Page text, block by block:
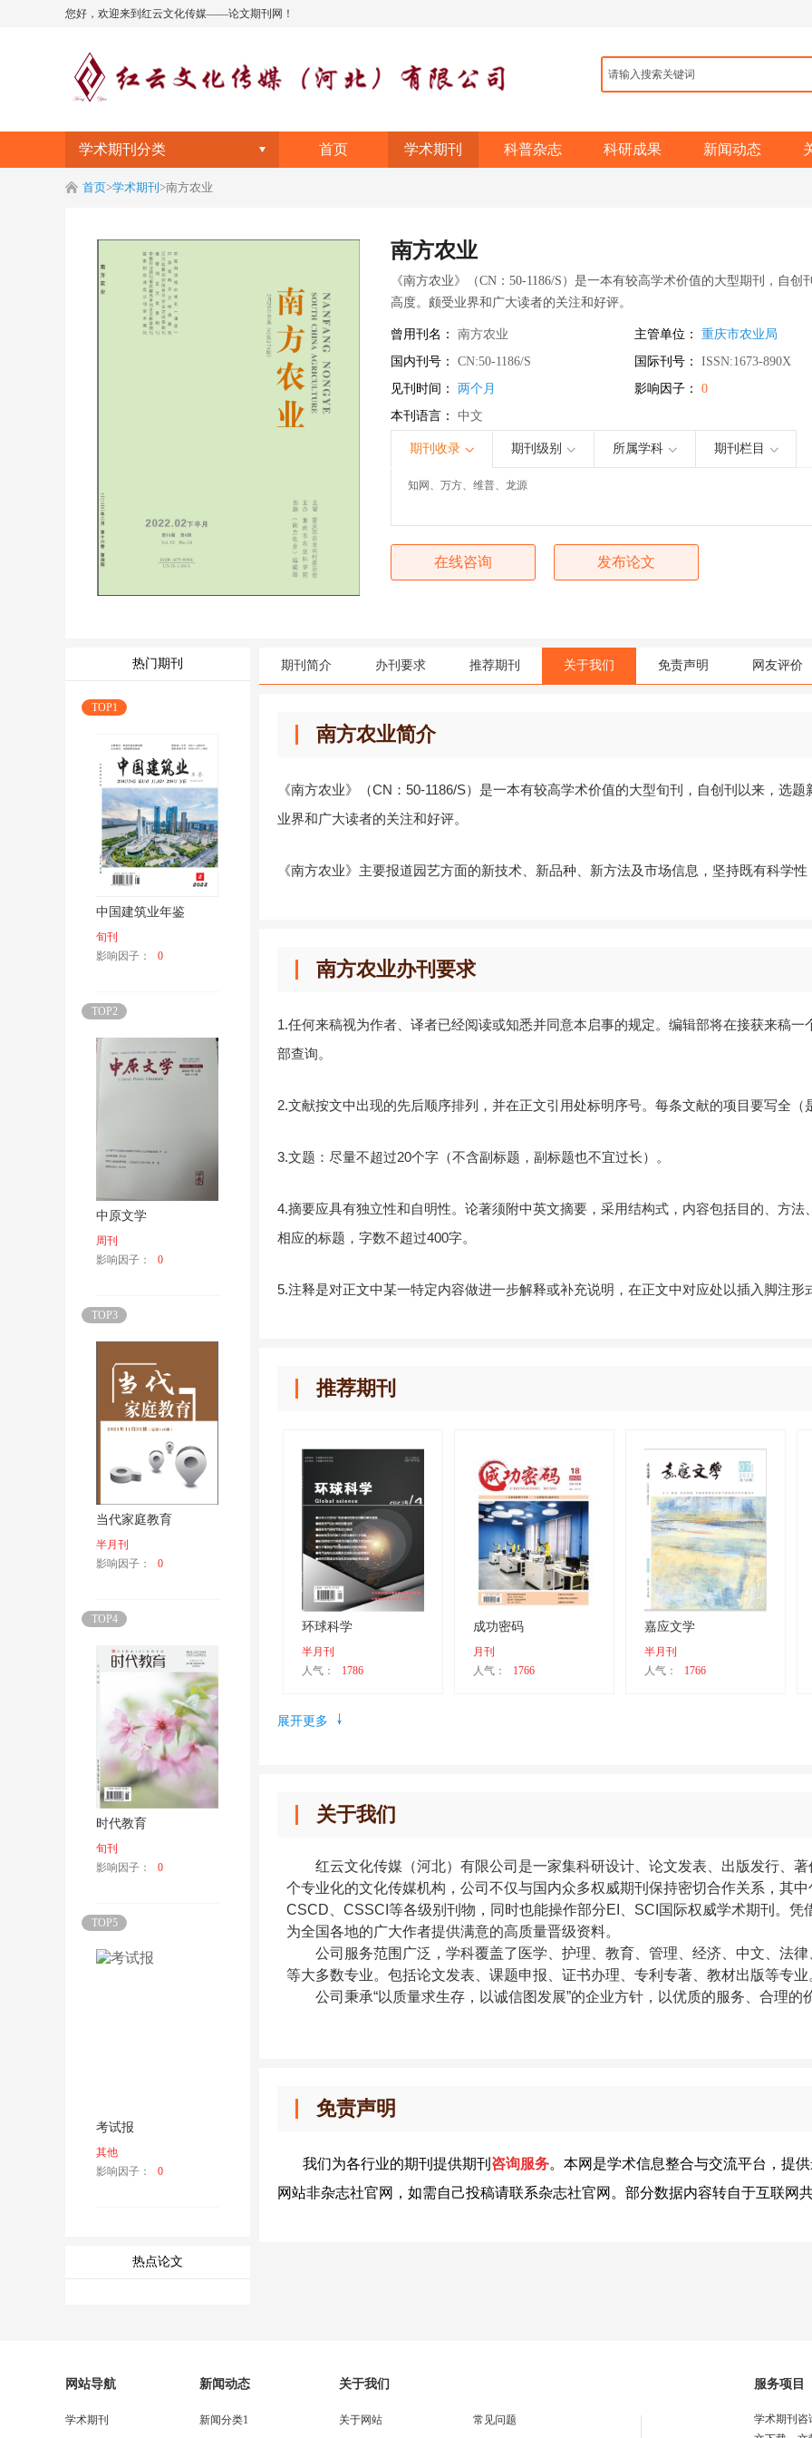
您好，欢迎来到红云文化传媒——论文期刊网！
学术期刊分类 首页 学术期刊 科普杂志 科研成果 新闻动态
首页>学术期刊 >南方农业
南方农业
《南方农业》（CN：50-1186/S）是一本有较高学术价值的大型期刊，自
高度。颇受业界和广大读者的关注和好评。
曾用刊名： 南方农业 主管单位：重庆市农业局
国内刊号： CN:50-1186/S 国际刊号：ISSN:1673-890X
见刊时间： 两个月 影响因子：0
本刊语言： 中文
期刊收录 期刊级别 所属学科 期刊栏目
知网、万方、维普、龙源
在线咨询 发布论文
热门期刊
TOP1
中国建筑业年鉴
旬刊
影响因子：
0
TOP2
中原文学
周刊
影响因子：
0
TOP3
当代家庭教育
半月刊
影响因子：
0
TOP4
时代教育
旬刊
影响因子：
0
TOP5
考试报
其他
影响因子：
0
热点论文
期刊简介 办刊要求 推荐期刊 关于我们 免责声明 网友评价
南方农业简介
《南方农业》（CN：50-1186/S）是一本有较高学术价值的大型旬刊，自创刊以来，选
业界和广大读者的关注和好评。
《南方农业》主要报道园艺方面的新技术、新品种、新方法及市场信息，坚持既有科学
南方农业办刊要求
1.任何来稿视为作者、译者已经阅读或知悉并同意本启事的规定。编辑部将在接获来稿
部查询。
2.文献按文中出现的先后顺序排列，并在正文引用处标明序号。每条文献的项目要写全
3.文题：尽量不超过20个字（不含副标题，副标题也不宜过长）。
4.摘要应具有独立性和自明性。论著须附中英文摘要，采用结构式，内容包括目的、方
相应的标题，字数不超过400字。
5.注释是对正文中某一特定内容做进一步解释或补充说明，在正文中对应处以插入脚注形
推荐期刊
环球科学
半月刊
人气：
1786
成功密码
月刊
人气：
1766
嘉应文学
半月刊
人气：
1766
展开更多
关于我们
红云文化传媒（河北）有限公司是一家集科研设计、论文发表、出版发行、著
个专业化的文化传媒机构，公司不仅与国内众多权威期刊保持密切合作关系，其
CSCD、CSSCI等各级别刊物， 同时也能操作部分EI、SCI国际权威学术期刊。 凭
为全国各地的广大作者提供满意的高质量晋级资料。
公司服务范围广泛， 学科覆盖了医学、护理、教育、管理、经济、中文、法
等大多数专业。 包括论文发表、课题申报、证书办理、专利专著、教材出版等专
公司秉承“以质量求生存，以诚信图发展”的企业方针，以优质的服务、合理的
免责声明
我们为各行业的期刊提供期刊 咨询服务。本网是学术信息整合与交流平台，提
网站非杂志社官网，如需自己投稿请联系杂志社官网。部分数据内容转自于互联网
网站导航
学术期刊
新闻动态
新闻分类1
关于我们
关于网站 常见问题
服务项目
学术期刊咨